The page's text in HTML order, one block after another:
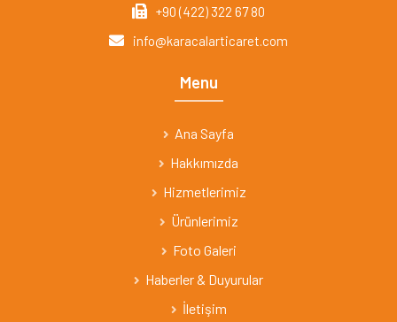
+90 (422) 322 67 80
info@karacalarticaret.com
Menu
Ana Sayfa
Hakkımızda
Hizmetlerimiz
Ürünlerimiz
Foto Galeri
Haberler & Duyurular
İletişim